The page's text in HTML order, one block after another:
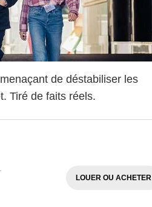
de déstabiliser les
Tiré de faits réels.
Brunnquell
LOUER OU ACHETER